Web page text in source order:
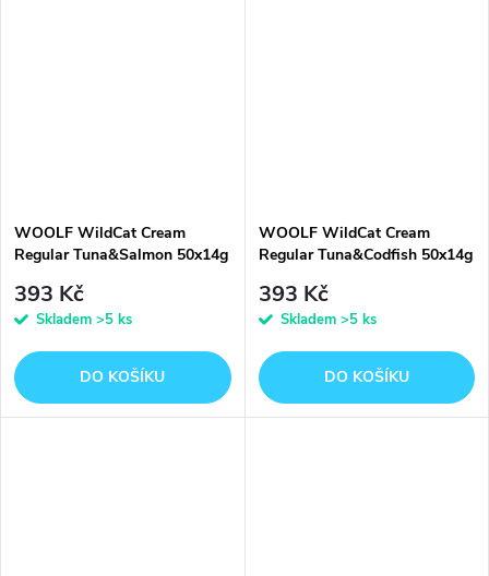
WOOLF WildCat Cream
Regular Tuna&Salmon 50x14g
393 Kč
Skladem >5 ks
DO KOŠÍKU
WOOLF WildCat Cream
Regular Tuna&Codfish 50x14g
393 Kč
Skladem >5 ks
DO KOŠÍKU